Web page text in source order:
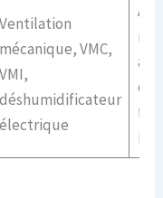
Ventilation
mécanique, VMC,
VMI,
déshumidificateur
électrique
de